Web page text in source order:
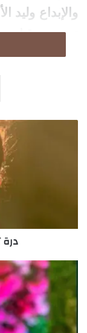
والإبداع وليد
تميزت قناته
المختلف،
اقرأ أيضًا:
النماذج
دون حدوث
اقرأ أيضًا:
بأميركا في
درة
رجل
الأعمال
نور
يبلغ